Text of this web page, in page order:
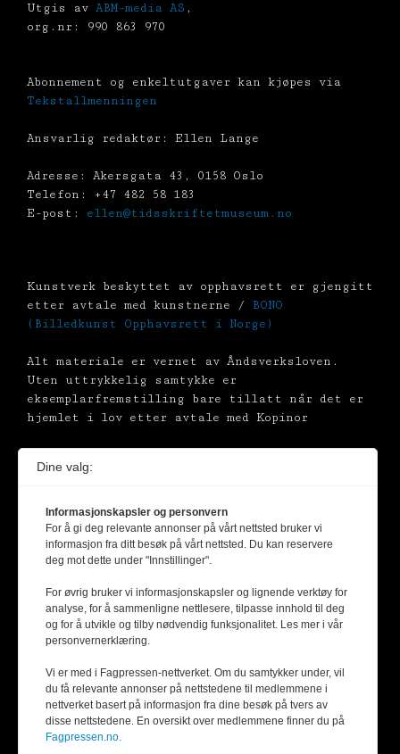
Utgis av ABM-media AS ,
org.nr: 990 863 970
Abonnement og enkeltutgaver kan kjøpes via
Tekstallmenningen
Ansvarlig redaktør: Ellen Lange
Adresse: Akersgata 43, 0158 Oslo
Telefon: +47 482 58 183
E-post: ellen@tidsskriftetmuseum.no
Kunstverk beskyttet av opphavsrett er gjengitt
etter avtale med kunstnerne / BONO
(Billedkunst Opphavsrett i Norge)
Alt materiale er vernet av Åndsverksloven.
Uten uttrykkelig samtykke er
eksemplarfremstilling bare tillatt når det er
hjemlet i lov etter avtale med Kopinor
Dine valg:
Informasjonskapsler og personvern
For å gi deg relevante annonser på vårt nettsted bruker vi
informasjon fra ditt besøk på vårt nettsted. Du kan reservere
deg mot dette under "Innstillinger".
For øvrig bruker vi informasjonskapsler og lignende verktøy for
analyse, for å sammenligne nettlesere, tilpasse innhold til deg
og for å utvikle og tilby nødvendig funksjonalitet. Les mer i vår
personvernerklæring.
Vi er med i Fagpressen-nettverket. Om du samtykker under, vil
du få relevante annonser på nettstedene til medlemmene i
nettverket basert på informasjon fra dine besøk på tvers av
disse nettstedene. En oversikt over medlemmene finner du på
Fagpressen.no.